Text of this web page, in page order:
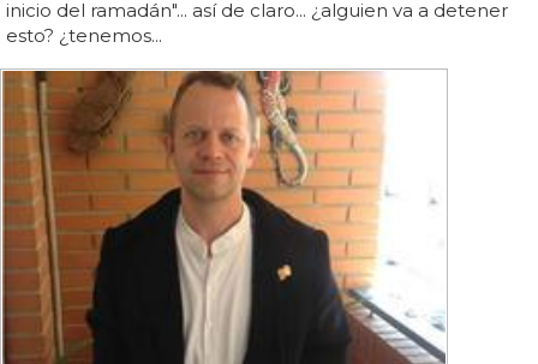
inicio del ramadán"... así de claro... ¿alguien va a detener
esto? ¿tenemos...